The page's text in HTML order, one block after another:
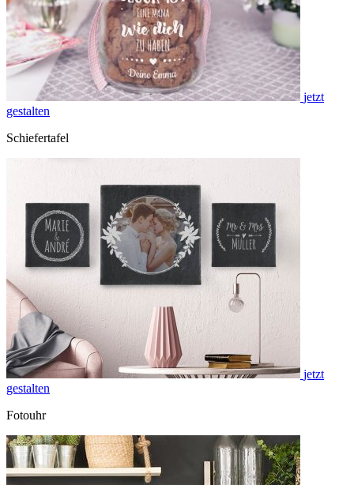
jetzt
gestalten
Schiefertafel
jetzt
gestalten
Fotouhr